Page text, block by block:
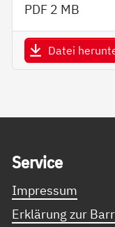
PDF 2 MB
Datei
Ser­vice
Impressum
Erklärung zur